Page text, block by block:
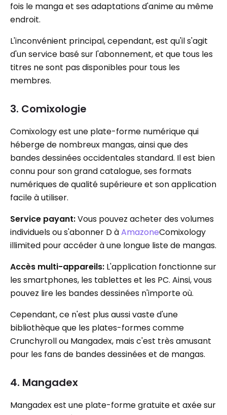
fois le manga et ses adaptations d'anime au même
endroit.
L'inconvénient principal, cependant, est qu'il s'agit
d'un service basé sur l'abonnement, et que tous les
titres ne sont pas disponibles pour tous les
membres.
3. Comixologie
Comixology est une plate-forme numérique qui
héberge de nombreux mangas, ainsi que des
bandes dessinées occidentales standard. Il est bien
connu pour son grand catalogue, ses formats
numériques de qualité supérieure et son application
facile à utiliser.
Service payant:Vous pouvez acheter des volumes
individuels ou s'abonner D àAmazoneComixology
illimited pour accéder à une longue liste de mangas.
Accès multi-appareils: L'application fonctionne sur
les smartphones, les tablettes et les PC. Ainsi, vous
pouvez lire les bandes dessinées n'importe où.
Cependant, ce n'est plus aussi vaste d'une
bibliothèque que les plates-formes comme
Crunchyroll ou Mangadex, mais c'est très amusant
pour les fans de bandes dessinées et de mangas.
4. Mangadex
Mangadex est une plate-forme gratuite et axée sur